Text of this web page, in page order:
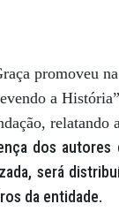
promoveu
a
dos
será
da entidade.